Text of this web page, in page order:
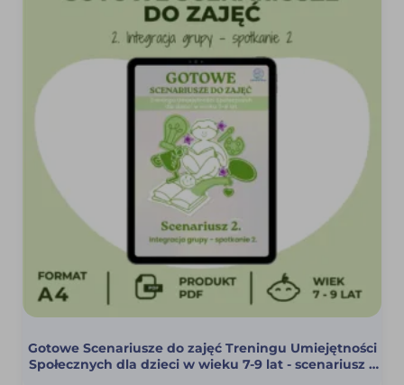
Gotowe Scenariusze do zajęć Treningu Umiejętności
Społecznych dla dzieci w wieku 7-9 lat - scenariusz 2